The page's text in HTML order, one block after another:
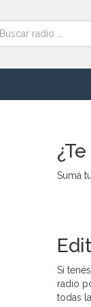
Sumá
Si
radio
todas